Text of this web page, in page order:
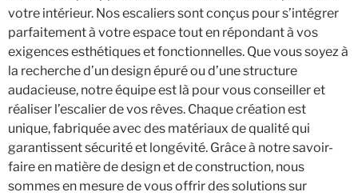
votre intérieur. Nos escaliers sont conçus pour s’intégrer
parfaitement à votre espace tout en répondant à vos
exigences esthétiques et fonctionnelles. Que vous soyez à
la recherche d’un design épuré ou d’une structure
audacieuse, notre équipe est là pour vous conseiller et
réaliser l’escalier de vos rêves. Chaque création est
unique, fabriquée avec des matériaux de qualité qui
garantissent sécurité et longévité. Grâce à notre savoir-
faire en matière de design et de construction, nous
sommes en mesure de vous offrir des solutions sur